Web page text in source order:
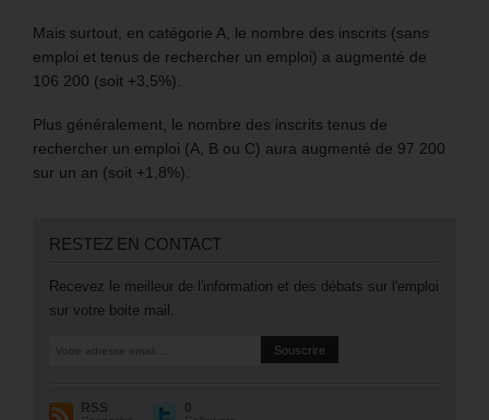
Mais surtout, en catégorie A, le nombre des inscrits (sans
emploi et tenus de rechercher un emploi) a augmenté de
106 200 (soit +3,5%).
Plus généralement, le nombre des inscrits tenus de
rechercher un emploi (A, B ou C) aura augmenté de 97 200
sur un an (soit +1,8%).
RESTEZ EN CONTACT
Recevez le meilleur de l'information et des débats sur l'emploi
sur votre boite mail.
RSS 0